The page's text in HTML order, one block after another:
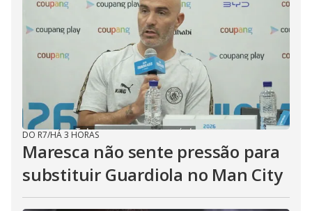
DO R7/HÁ 3 HORAS
Maresca não sente pressão para
substituir Guardiola no Man City